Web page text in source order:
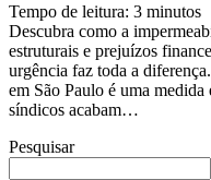
Tempo de leitura: 3 minutos
Descubra como a
estruturais e prejuízos
urgência faz toda a
em São Paulo é uma medida
síndicos acabam…
Pesquisar